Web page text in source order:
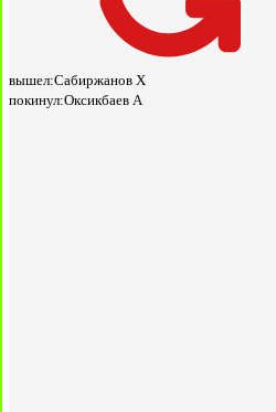
вышел:Сабиржанов Х
покинул:Оксикбаев А